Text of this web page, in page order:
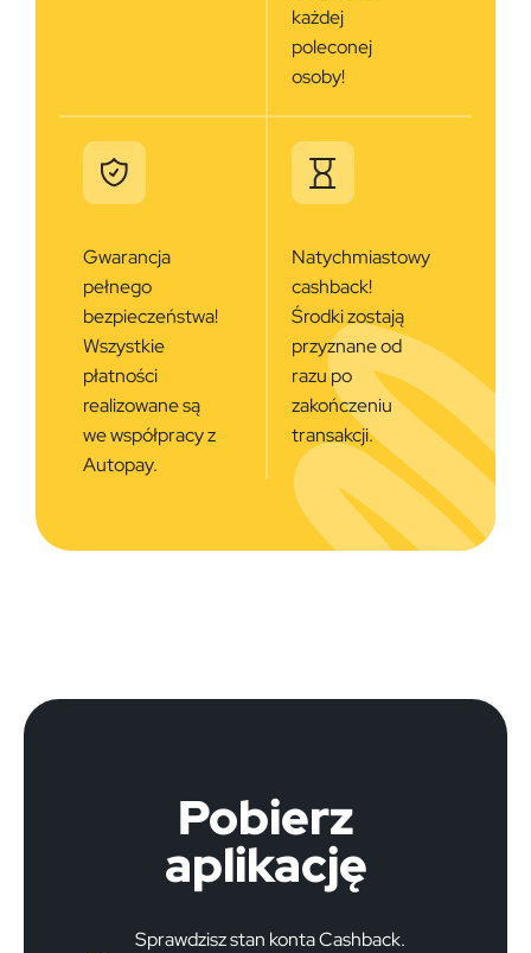
każdej
poleconej
osoby!
Gwarancja
pełnego
bezpieczeństwa!
Wszystkie
płatności
realizowane są
we współpracy z
Autopay.
Natychmiastowy
cashback!
Środki zostają
przyznane od
razu po
zakończeniu
transakcji.
Pobierz
aplikację
Sprawdzisz stan konta Cashback.